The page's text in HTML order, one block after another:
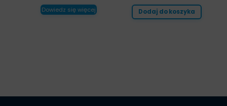
Dodaj do koszyka
Dowiedz się więcej